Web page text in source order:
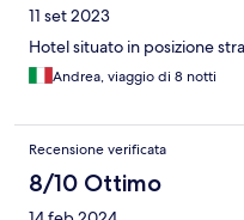
11 set 2023
Hotel situato in posizione
Andrea, viaggio di 8 notti
Recensione verificata
8/10 Ottimo